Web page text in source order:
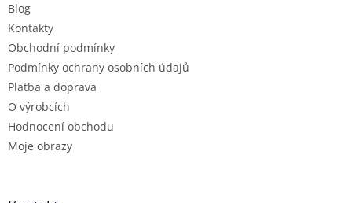
Blog
Kontakty
Obchodní podmínky
Podmínky ochrany osobních údajů
Platba a doprava
O výrobcích
Hodnocení obchodu
Moje obrazy